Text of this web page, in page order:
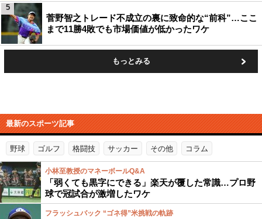
菅野智之トレード不成立の裏に致命的な“前科”…ここ
まで11勝4敗でも市場価値が低かったワケ
5
もっとみる
最新のスポーツ記事
野球 ゴルフ 格闘技 サッカー その他 コラム
小林至教授のマネーボールQ&A
「弱くても黒字にできる」楽天が覆した常識…プロ野
球で冠試合が激増したワケ
フラッシュバック “ゴネ得”米挑戦の軌跡